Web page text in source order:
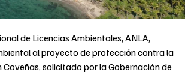
de Licencias Ambientales, ANLA,
al proyecto de protección contra la
Coveñas, solicitado por la Gobernación de